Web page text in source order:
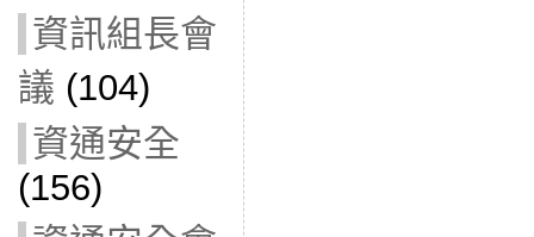
資訊組長會
議 (104)
資通安全
(156)